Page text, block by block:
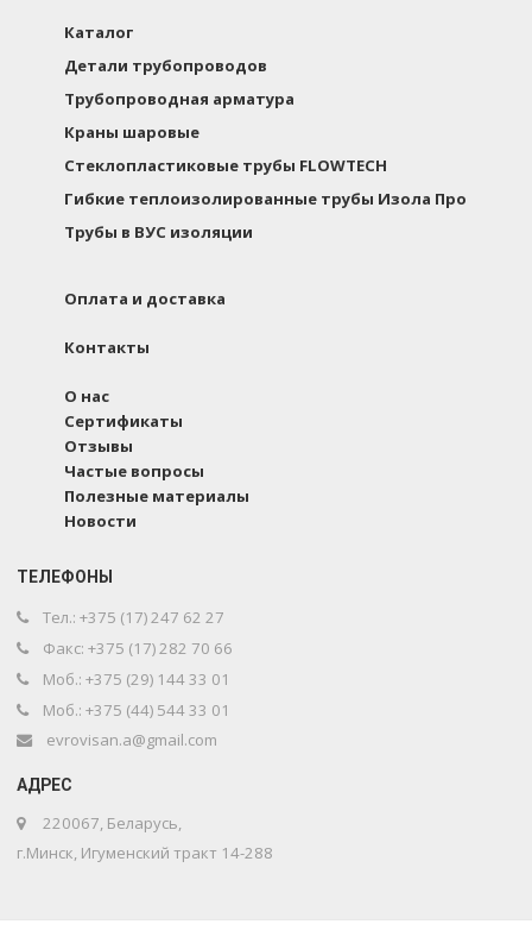
Каталог
Детали трубопроводов
Трубопроводная арматура
Краны шаровые
Стеклопластиковые трубы FLOWTECH
Гибкие теплоизолированные трубы Изола Про
Трубы в ВУС изоляции
Оплата и доставка
Контакты
О нас
Сертификаты
Отзывы
Частые вопросы
Полезные материалы
Новости
ТЕЛЕФОНЫ
Тел.: +375 (17) 247 62 27
Факс: +375 (17) 282 70 66
Моб.: +375 (29) 144 33 01
Моб.: +375 (44) 544 33 01
evrovisan.a@gmail.com
АДРЕС
220067, Беларусь,
г.Минск, Игуменский тракт 14-288